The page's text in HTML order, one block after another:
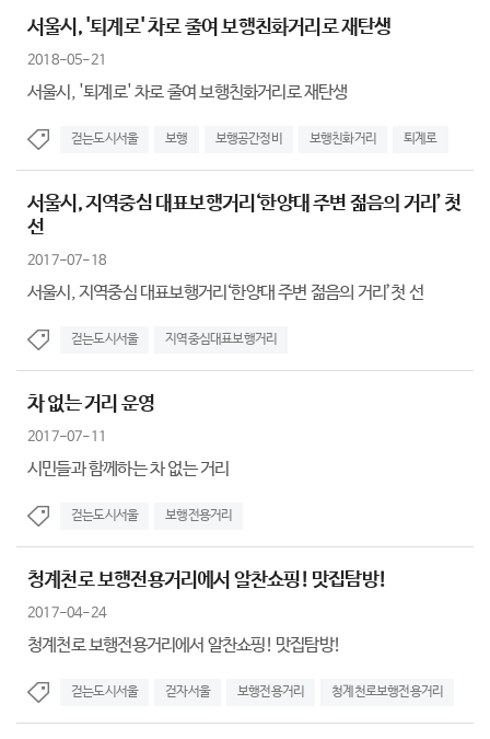
서울시, '퇴계로' 차로 줄여 보행친화거리로 재탄생
2018-05-21
서울시, '퇴계로' 차로 줄여 보행친화거리로 재탄생
걷는도시서울 보행 보행공간정비 보행친화거리 퇴계로
서울시, 지역중심 대표보행거리‘한양대 주변 젊음의 거리’ 첫
선
2017-07-18
서울시, 지역중심 대표보행거리‘한양대 주변 젊음의 거리’첫 선
걷는도시서울 지역중심대표보행거리
차 없는 거리 운영
2017-07-11
시민들과 함께하는 차 없는 거리
걷는도시서울 보행전용거리
청계천로 보행전용거리에서 알찬쇼핑! 맛집탐방!
2017-04-24
청계천로 보행전용거리에서 알찬쇼핑! 맛집탐방!
걷는도시서울 걷자서울 보행전용거리 청계천로보행전용거리